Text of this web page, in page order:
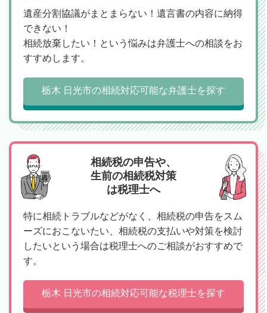
遺産分割協議がまとまらない！遺言書の内容に納得
できない！
相続放棄したい！という悩みは弁護士への相談をお
すすめします。
栃木 日光市の相続対応可能な弁護士を探す
相続税の申告や、
生前の相続税対策
は税理士へ
特に相続トラブルなどがなく、相続税の申告をスム
ーズにおこないたい、相続税の支払いや対策を検討
したいという場合は税理士へのご相談がおすすめで
す。
栃木 日光市の相続対応可能な税理士を探す